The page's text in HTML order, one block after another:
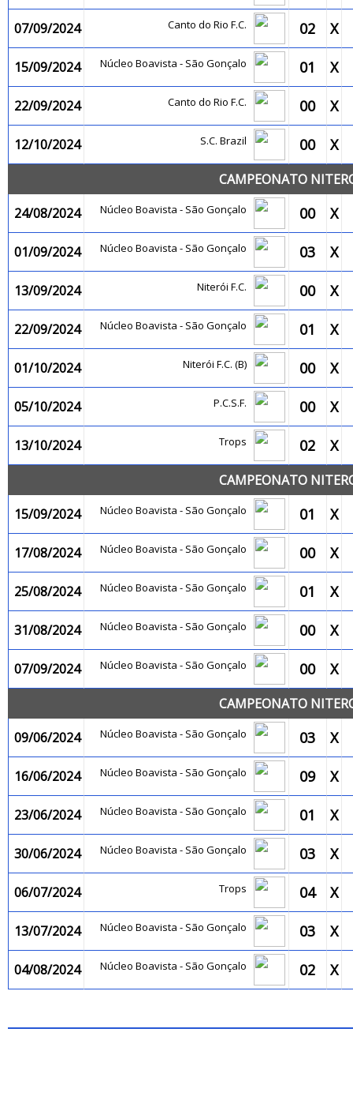
07/09/2024 Canto do Rio F.C. 02 X
15/09/2024 Núcleo Boavista - São Gonçalo 01 X
22/09/2024 Canto do Rio F.C. 00 X
12/10/2024 S.C. Brazil 00 X
CAMPEONATO
24/08/2024
Núcleo Boavista - São Gonçalo 00 X
01/09/2024 Núcleo Boavista - São Gonçalo 03 X
13/09/2024 Niterói F.C. 00 X
22/09/2024 Núcleo Boavista - São Gonçalo 01 X
01/10/2024 Niterói F.C. (B) 00 X
05/10/2024 P.C.S.F. 00 X
13/10/2024 Trops 02 X
CAMPEONATO
15/09/2024
Núcleo Boavista - São Gonçalo 01 X
17/08/2024 Núcleo Boavista - São Gonçalo 00 X
25/08/2024 Núcleo Boavista - São Gonçalo 01 X
31/08/2024 Núcleo Boavista - São Gonçalo 00 X
07/09/2024 Núcleo Boavista - São Gonçalo 00 X
CAMPEONATO
09/06/2024
Núcleo Boavista - São Gonçalo 03 X
16/06/2024 Núcleo Boavista - São Gonçalo 09 X
23/06/2024 Núcleo Boavista - São Gonçalo 01 X
30/06/2024 Núcleo Boavista - São Gonçalo 03 X
06/07/2024 Trops 04 X
13/07/2024 Núcleo Boavista - São Gonçalo 03 X
04/08/2024 Núcleo Boavista - São Gonçalo 02 X